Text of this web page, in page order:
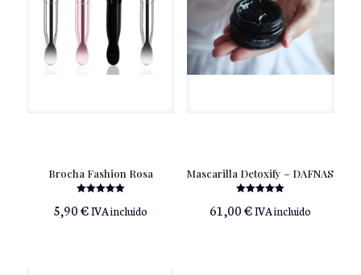
Brocha Fashion Rosa
con
5,90€IVA incluido
Mascarilla Detoxify – DAFNAS
con
61,00€IVA incluido